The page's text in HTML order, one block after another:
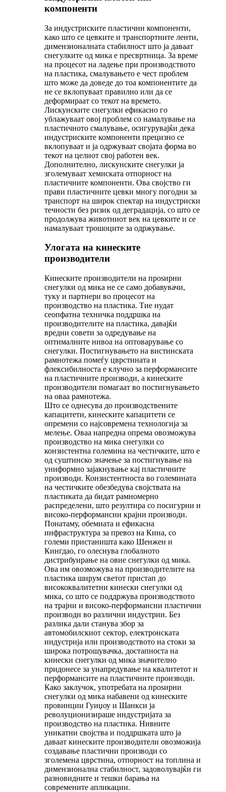
компоненти
За индустриските пластични компоненти,
како што се цевките и транспортните ленти,
димензионалната стабилност што ја даваат
снегулките од мика е пресвртница. За време
на процесот на ладење при производството
на пластика, смалувањето е чест проблем
што може да доведе до тоа компонентите да
не се вклопуваат правилно или да се
деформираат со текот на времето.
Лискунските снегулки ефикасно го
ублажуваат овој проблем со намалување на
пластичното смалување, осигурувајќи дека
индустриските компоненти прецизно се
вклопуваат и ја одржуваат својата форма во
текот на целиот свој работен век.
Дополнително, лискунските снегулки ја
зголемуваат хемиската отпорност на
пластичните компоненти. Ова својство ги
прави пластичните цевки многу погодни за
транспорт на широк спектар на индустриски
течности без ризик од деградација, со што се
продолжува животниот век на цевките и се
намалуваат трошоците за одржување.
Улогата на кинеските
производители
Кинеските производители на проѕирни
снегулки од мика не се само добавувачи,
туку и партнери во процесот на
производство на пластика. Тие нудат
сеопфатна техничка поддршка на
производителите на пластика, давајќи
вредни совети за одредување на
оптималните нивоа на оптоварување со
снегулки. Постигнувањето на вистинската
рамнотежа помеѓу цврстината и
флексибилноста е клучно за перформансите
на пластичните производи, а кинеските
производители помагаат во постигнувањето
на оваа рамнотежа.
Што се однесува до производствените
капацитети, кинеските капацитети се
опремени со најсовремена технологија за
мелење. Оваа напредна опрема овозможува
производство на мика снегулки со
конзистентна големина на честичките, што е
од суштинско значење за постигнување на
униформно зајакнување кај пластичните
производи. Конзистентноста во големината
на честичките обезбедува својствата на
пластиката да бидат рамномерно
распределени, што резултира со посигурни и
високо-перформансни крајни производи.
Понатаму, обемната и ефикасна
инфраструктура за превоз на Кина, со
големи пристаништа како Шенжен и
Кингдао, го олеснува глобалното
дистрибуирање на овие снегулки од мика.
Ова им овозможува на производителите на
пластика ширум светот пристап до
висококвалитетни кинески снегулки од
мика, со што се поддржува производството
на трајни и високо-перформансни пластични
производи во различни индустрии. Без
разлика дали станува збор за
автомобилскиот сектор, електронската
индустрија или производството на стоки за
широка потрошувачка, достапноста на
кинески снегулки од мика значително
придонесе за унапредување на квалитетот и
перформансите на пластичните производи.
Како заклучок, употребата на проѕирни
снегулки од мика набавени од кинеските
провинции Гуиџоу и Шанкси ја
револуционизираше индустријата за
производство на пластика. Нивните
уникатни својства и поддршката што ја
даваат кинеските производители овозможија
создавање пластични производи со
зголемена цврстина, отпорност на топлина и
димензионална стабилност, задоволувајќи ги
разновидните и тешки барања на
современите апликации.